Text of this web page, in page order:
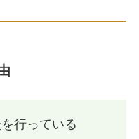
行っている